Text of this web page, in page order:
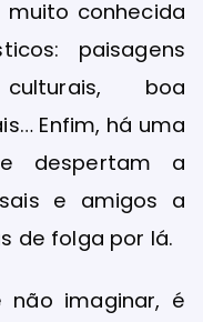
muito conhecida
paisagens
boa
Enfim, há uma
despertam a
e amigos a
de folga por lá.
imaginar, é